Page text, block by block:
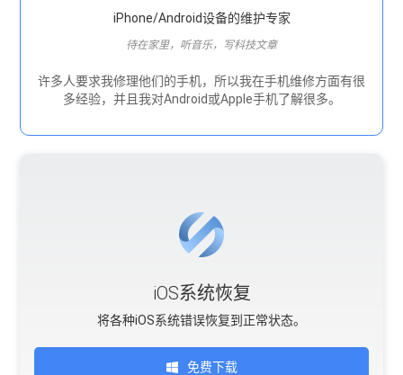
iPhone/Android设备的维护专家
待在家里，听音乐，写科技文章
许多人要求我修理他们的手机，所以我在手机维修方面有很
多经验，并且我对Android或Apple手机了解很多。
iOS系统恢复
将各种iOS系统错误恢复到正常状态。
免费下载